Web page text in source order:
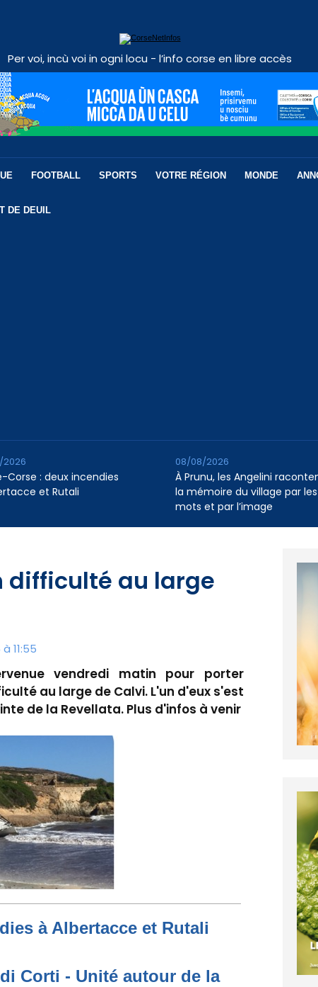
Per voi, incù voi in ogni locu - l’info corse en libre accès
FOOTBALL SPORTS VOTRE RÉGION MONDE
DE DEUIL
Corse : deux incendies
et Rutali
À Prunu, les Angelini
la mémoire du village par les
mots et par l’image
08/08/2026
difficulté au large
11:55
vendredi matin pour porter
au large de Calvi. L'un d'eux s'est
de la Revellata. Plus d'infos à venir
à Albertacce et Rutali
Corti - Unité autour de la